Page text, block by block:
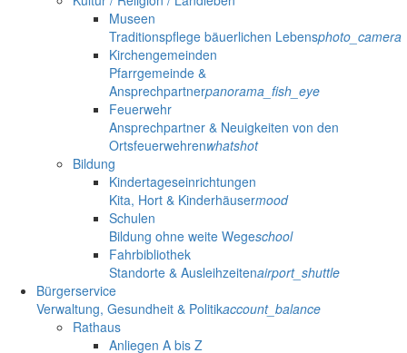
Museen
Traditionspflege bäuerlichen Lebensphoto_camera
Kirchengemeinden
Pfarrgemeinde &
Ansprechpartnerpanorama_fish_eye
Feuerwehr
Ansprechpartner & Neuigkeiten von den
Ortsfeuerwehrenwhatshot
Bildung
Kindertageseinrichtungen
Kita, Hort & Kinderhäusermood
Schulen
Bildung ohne weite Wegeschool
Fahrbibliothek
Standorte & Ausleihzeitenairport_shuttle
Bürgerservice
Verwaltung, Gesundheit & Politikaccount_balance
Rathaus
Anliegen A bis Z